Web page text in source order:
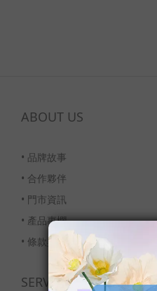
ABOUT US
• 品牌故事
• 合作夥伴
• 門市資訊
• 產品專欄
• 條款與細則
SERVICE